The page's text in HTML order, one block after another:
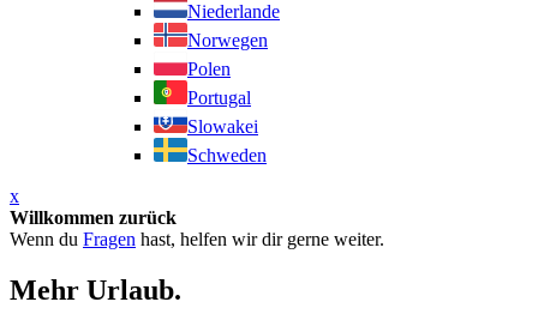
Niederlande
Norwegen
Polen
Portugal
Slowakei
Schweden
x
Willkommen zurück
Wenn du Fragen hast, helfen wir dir gerne weiter.
Mehr Urlaub.